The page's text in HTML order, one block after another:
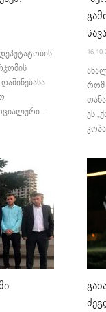
რომ
ეს